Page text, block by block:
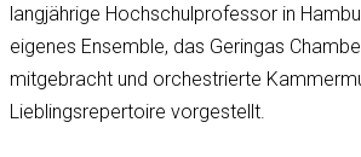
langjährige Hochschulprofessor in
eigenes Ensemble, das Geringas
mitgebracht und orchestrierte
Lieblingsrepertoire vorgestellt.